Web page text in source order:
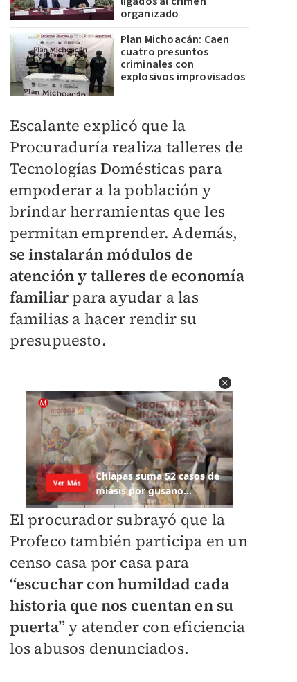
organizado
Plan Michoacán: Caen
cuatro presuntos
criminales con
explosivos improvisados
Escalante explicó que la
Procuraduría realiza talleres de
Tecnologías Domésticas para
empoderar a la población y
brindar herramientas que les
permitan emprender. Además,
se instalarán módulos de
atención y talleres de economía
familiarpara ayudar a las
familias a hacer rendir su
presupuesto.
El procurador subrayó que la
Profeco también participa en un
censo casa por casa para
“escuchar con humildad cada
historia que nos cuentan en su
puerta”y atender con eficiencia
los abusos denunciados.